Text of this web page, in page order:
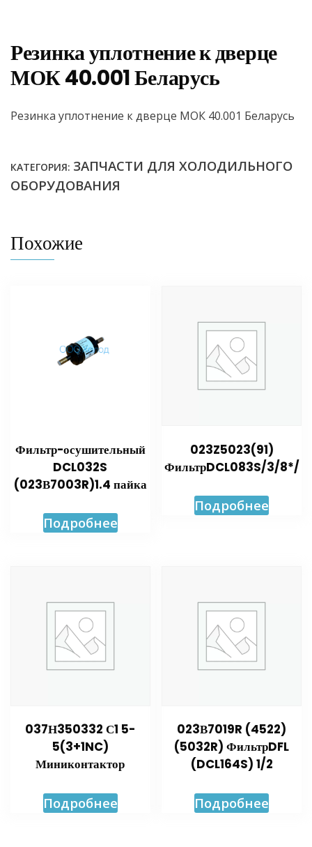
Резинка уплотнение к дверце
МОК 40.001 Беларусь
Резинка уплотнение к дверце МОК 40.001 Беларусь
КАТЕГОРИЯ: ЗАПЧАСТИ ДЛЯ ХОЛОДИЛЬНОГО
ОБОРУДОВАНИЯ
Похожие
Фильтр-осушительный
DCL032S
(023В7003R)1.4 пайка
Подробнее
023Z5023(91)
ФильтрDCL083S/3/8*/
Подробнее
037Н350332 С1 5-
5(3+1NC)
Миниконтактор
Подробнее
023В7019R (4522)
(5032R) ФильтрDFL
(DCL164S) 1/2
Подробнее